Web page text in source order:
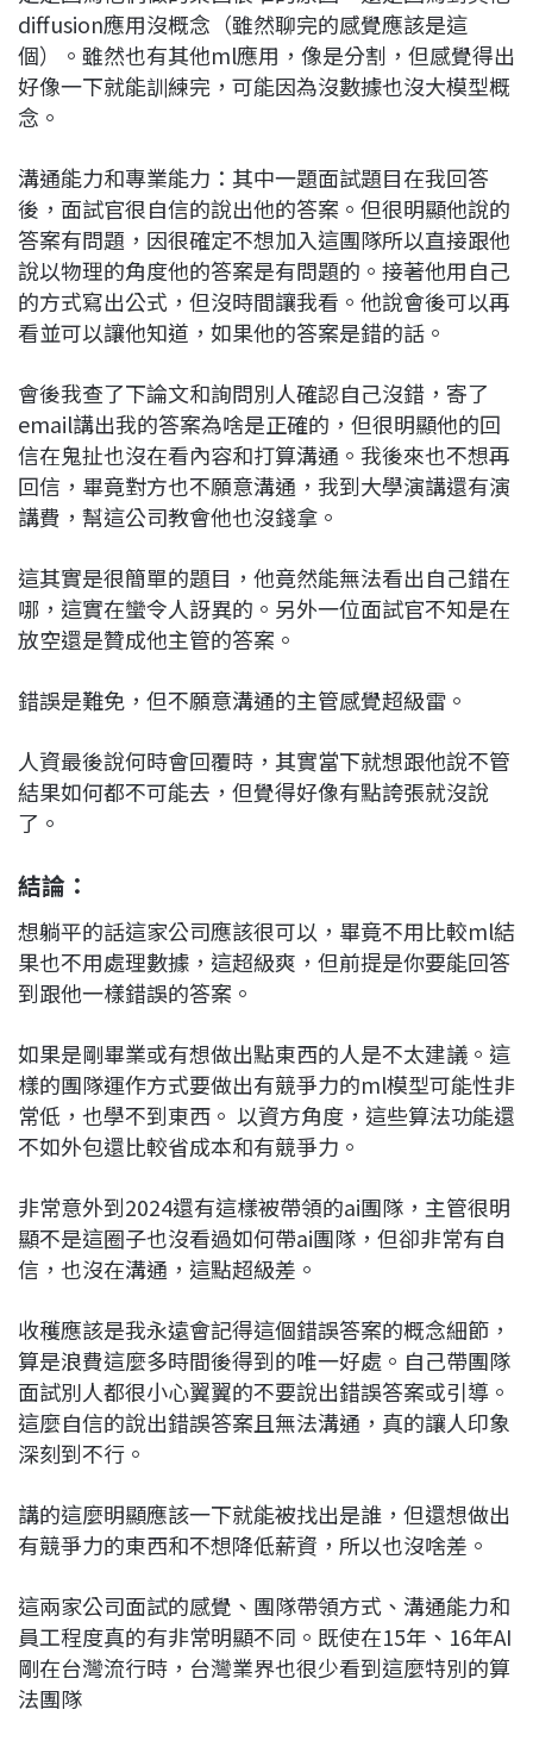
diffusion應用沒概念（雖然聊完的感覺應該是這
個）。雖然也有其他ml應用，像是分割，但感覺得出
好像一下就能訓練完，可能因為沒數據也沒大模型概
念。
溝通能力和專業能力：其中一題面試題目在我回答
後，面試官很自信的說出他的答案。但很明顯他說的
答案有問題，因很確定不想加入這團隊所以直接跟他
說以物理的角度他的答案是有問題的。接著他用自己
的方式寫出公式，但沒時間讓我看。他說會後可以再
看並可以讓他知道，如果他的答案是錯的話。
會後我查了下論文和詢問別人確認自己沒錯，寄了
email講出我的答案為啥是正確的，但很明顯他的回
信在鬼扯也沒在看內容和打算溝通。我後來也不想再
回信，畢竟對方也不願意溝通，我到大學演講還有演
講費，幫這公司教會他也沒錢拿。
這其實是很簡單的題目，他竟然能無法看出自己錯在
哪，這實在蠻令人訝異的。另外一位面試官不知是在
放空還是贊成他主管的答案。
錯誤是難免，但不願意溝通的主管感覺超級雷。
人資最後說何時會回覆時，其實當下就想跟他說不管
結果如何都不可能去，但覺得好像有點誇張就沒說
了。
結論：
想躺平的話這家公司應該很可以，畢竟不用比較ml結
果也不用處理數據，這超級爽，但前提是你要能回答
到跟他一樣錯誤的答案。
如果是剛畢業或有想做出點東西的人是不太建議。這
樣的團隊運作方式要做出有競爭力的ml模型可能性非
常低，也學不到東西。 以資方角度，這些算法功能還
不如外包還比較省成本和有競爭力。
非常意外到2024還有這樣被帶領的ai團隊，主管很明
顯不是這圈子也沒看過如何帶ai團隊，但卻非常有自
信，也沒在溝通，這點超級差。
收穫應該是我永遠會記得這個錯誤答案的概念細節，
算是浪費這麼多時間後得到的唯一好處。自己帶團隊
面試別人都很小心翼翼的不要說出錯誤答案或引導。
這麼自信的說出錯誤答案且無法溝通，真的讓人印象
深刻到不行。
講的這麼明顯應該一下就能被找出是誰，但還想做出
有競爭力的東西和不想降低薪資，所以也沒啥差。
這兩家公司面試的感覺、團隊帶領方式、溝通能力和
員工程度真的有非常明顯不同。既使在15年、16年AI
剛在台灣流行時，台灣業界也很少看到這麼特別的算
法團隊